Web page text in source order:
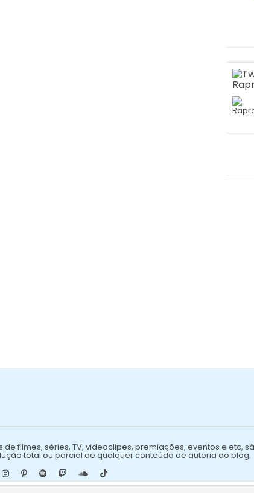
filmes, séries, TV, videoclipes, premiações, eventos e etc,
total ou parcial de qualquer conteúdo de autoria do blog.